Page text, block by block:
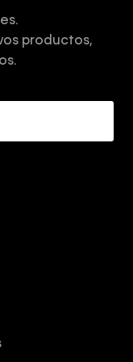
productos,